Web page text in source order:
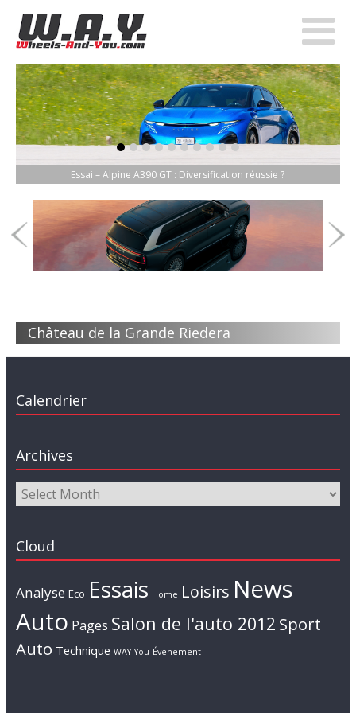
Essai – Alpine A390 GT : Diversification réussie ?
item-0
item-1
item-2
item-3
item-4
item-5
item-6
item-7
item-8
item-9
Château de la Grande Riedera
Calendrier
Archives
Cloud
Analyse Eco Essais Home Loisirs News
Auto Pages Salon de l'auto 2012 Sport
Auto Technique WAY You Événement